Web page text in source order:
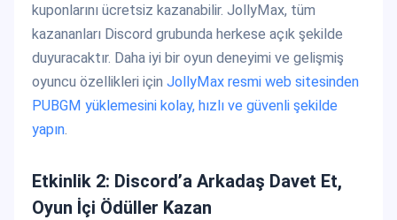
kuponlarını ücretsiz kazanabilir. JollyMax, tüm
kazananları Discord grubunda herkese açık şekilde
duyuracaktır. Daha iyi bir oyun deneyimi ve gelişmiş
oyuncu özellikleri için JollyMax resmi web sitesinden
PUBGM yüklemesini kolay, hızlı ve güvenli şekilde
yapın.
Etkinlik 2: Discord’a Arkadaş Davet Et,
Oyun İçi Ödüller Kazan